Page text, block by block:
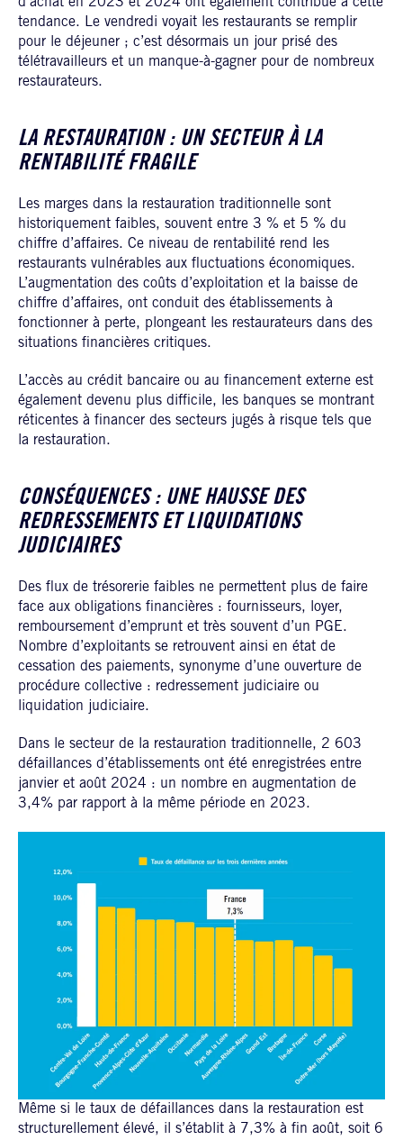
tendance. Le vendredi voyait les restaurants se remplir
pour le déjeuner ; c’est désormais un jour prisé des
télétravailleurs et un manque-à-gagner pour de nombreux
restaurateurs.
LA RESTAURATION : UN SECTEUR À LA
RENTABILITÉ FRAGILE
Les marges dans la restauration traditionnelle sont
historiquement faibles, souvent entre 3 % et 5 % du
chiffre d’affaires. Ce niveau de rentabilité rend les
restaurants vulnérables aux fluctuations économiques.
L’augmentation des coûts d’exploitation et la baisse de
chiffre d’affaires, ont conduit des établissements à
fonctionner à perte, plongeant les restaurateurs dans des
situations financières critiques.
L’accès au crédit bancaire ou au financement externe est
également devenu plus difficile, les banques se montrant
réticentes à financer des secteurs jugés à risque tels que
la restauration.
CONSÉQUENCES : UNE HAUSSE DES
REDRESSEMENTS ET LIQUIDATIONS
JUDICIAIRES
Des flux de trésorerie faibles ne permettent plus de faire
face aux obligations financières : fournisseurs, loyer,
remboursement d’emprunt et très souvent d’un PGE.
Nombre d’exploitants se retrouvent ainsi en état de
cessation des paiements, synonyme d’une ouverture de
procédure collective : redressement judiciaire ou
liquidation judiciaire.
Dans le secteur de la restauration traditionnelle, 2 603
défaillances d’établissements ont été enregistrées entre
janvier et août 2024 : un nombre en augmentation de
3,4% par rapport à la même période en 2023.
Même si le taux de défaillances dans la restauration est
structurellement élevé, il s’établit à 7,3% à fin août, soit 6